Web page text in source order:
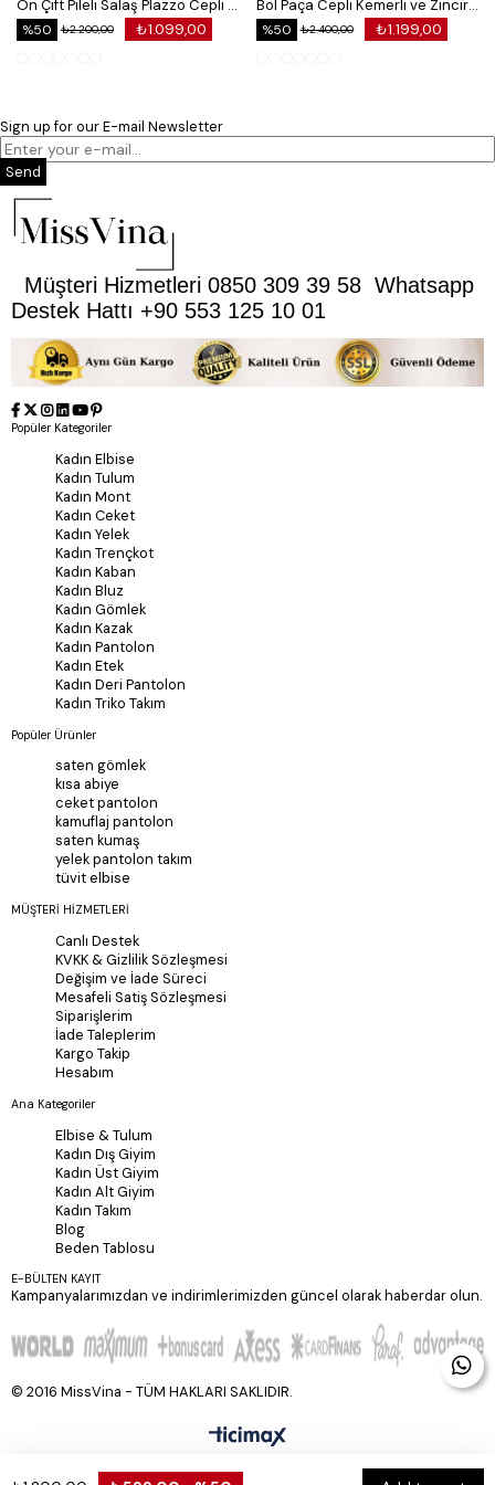
Ön Çift Pileli Salaş Plazzo Cepli Pantolon
₺1.099,00
₺2.200,00
%50
Bol Paça Cepli Kemerli ve Zincir Detaylı Atlas Kumaş Pantolon
₺1.199,00
₺2.400,00
%50
Sign up for our E-mail Newsletter
Send
Müşteri Hizmetleri 0850 309 39 58 Whatsapp
Destek Hattı +90 553 125 10 01
Popüler Kategoriler
Kadın Elbise
Kadın Tulum
Kadın Mont
Kadın Ceket
Kadın Yelek
Kadın Trençkot
Kadın Kaban
Kadın Bluz
Kadın Gömlek
Kadın Kazak
Kadın Pantolon
Kadın Etek
Kadın Deri Pantolon
Kadın Triko Takım
Popüler Ürünler
saten gömlek
kısa abiye
ceket pantolon
kamuflaj pantolon
saten kumaş
yelek pantolon takım
tüvit elbise
MÜŞTERİ HİZMETLERİ
Canlı Destek
KVKK & Gizlilik Sözleşmesi
Değişim ve İade Süreci
Mesafeli Satiş Sözleşmesi
Siparişlerim
İade Taleplerim
Kargo Takip
Hesabım
Ana Kategoriler
Elbise & Tulum
Kadın Dış Giyim
Kadın Üst Giyim
Kadın Alt Giyim
Kadın Takım
Blog
Beden Tablosu
E-BÜLTEN KAYIT
Kampanyalarımızdan ve indirimlerimizden güncel olarak haberdar olun.
© 2016 MissVina - TÜM HAKLARI SAKLIDIR.